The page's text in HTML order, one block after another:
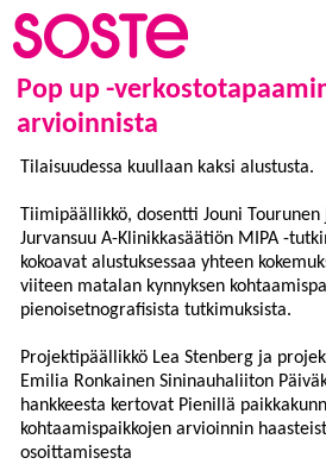
Pop up -
arvioinnista
Tilaisuudessa kuullaan kaksi alustusta.
Tiimipäällikkö, dosentti Jouni
Jurvansuu A-Klinikkasäätiön MIPA -
kokoavat alustuksessaa yhteen
viiteen matalan kynnyksen
pienoisetnografisista tutkimuksista.
Projektipäällikkö Lea Stenberg ja
Emilia Ronkainen Sininauhaliiton
hankkeesta kertovat Pienillä
kohtaamispaikkojen arvioinnin
osoittamisesta